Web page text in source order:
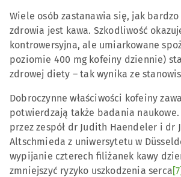
Wiele osób zastanawia się, jak
zdrowia jest kawa. Szkodliwość
kontrowersyjna, ale umiarkowane
poziomie 400 mg kofeiny dziennie)
zdrowej diety – tak wynika ze
Dobroczynne właściwości kofeiny
potwierdzają także badania naukowe.
przez zespół dr Judith Haendeler i dr
Altschmieda z uniwersytetu w
wypijanie czterech filiżanek kawy
zmniejszyć ryzyko uszkodzenia serca[7]